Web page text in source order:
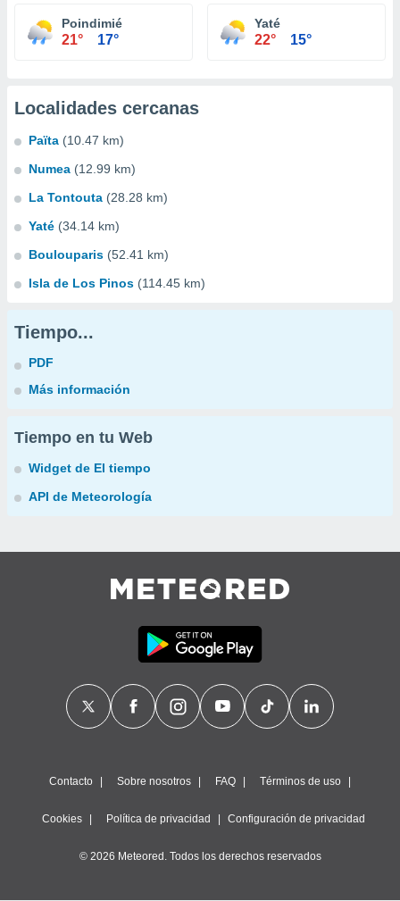
Poindimié
21° 17°
Yaté
22° 15°
Localidades cercanas
Païta (10.47 km)
Numea (12.99 km)
La Tontouta (28.28 km)
Yaté (34.14 km)
Boulouparis (52.41 km)
Isla de Los Pinos (114.45 km)
Tiempo...
PDF
Más información
Tiempo en tu Web
Widget de El tiempo
API de Meteorología
Contacto Sobre nosotros FAQ Términos de uso
Cookies Política de privacidad Configuración de privacidad
© 2026 Meteored. Todos los derechos reservados